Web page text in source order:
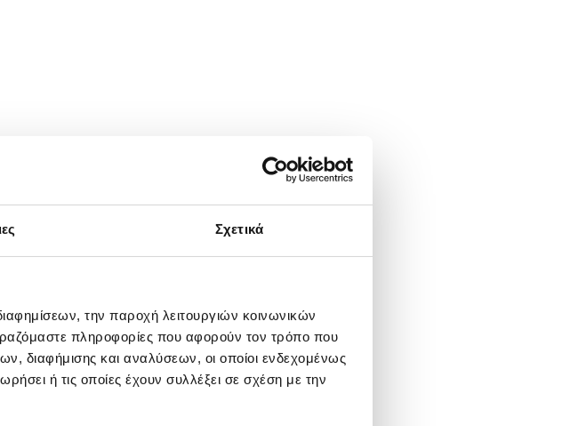
Σχετικά
την παροχή λειτουργιών κοινωνικών
πληροφορίες που αφορούν τον τρόπο που
διαφήμισης και αναλύσεων, οι οποίοι ενδεχομένως
ή τις οποίες έχουν συλλέξει σε σχέση με την
για το...